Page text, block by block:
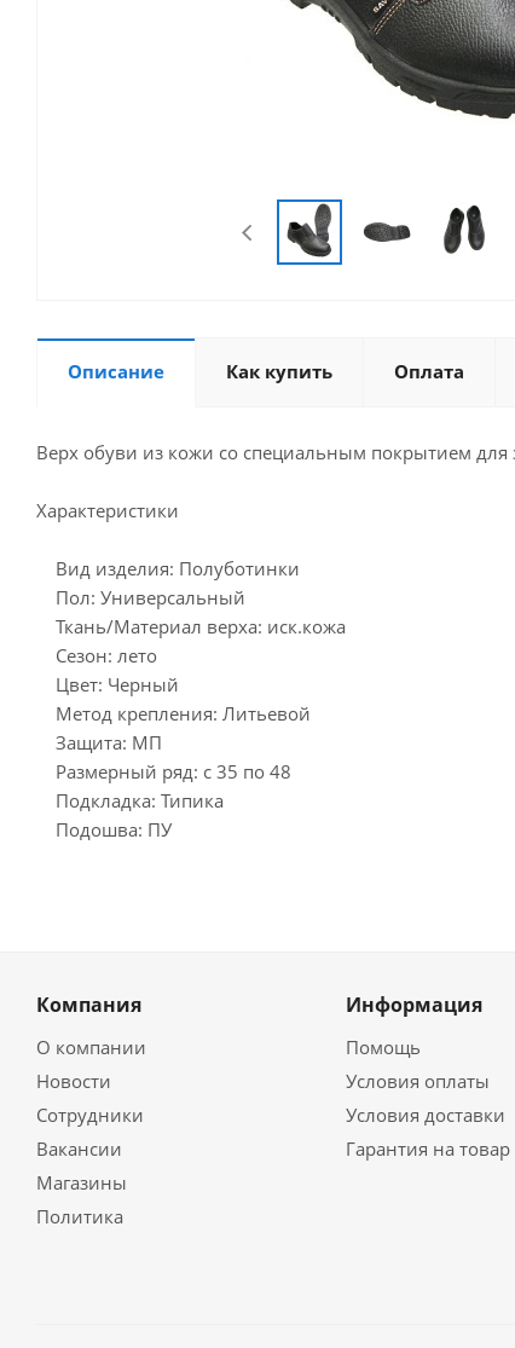
Описание Как купить Оплата
Верх обуви из кожи со специальным покрытием
Характеристики
Вид изделия: Полуботинки
Пол: Универсальный
Ткань/Материал верха: иск.кожа
Сезон: лето
Цвет: Черный
Метод крепления: Литьевой
Защита: МП
Размерный ряд: с 35 по 48
Подкладка: Типика
Подошва: ПУ
Компания
О компании
Новости
Сотрудники
Вакансии
Магазины
Политика
Информация
Помощь
Условия оплаты
Условия доставки
Гарантия на товар